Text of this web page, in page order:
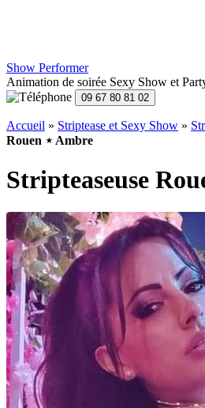
Show Performer
Animation de soirée Sexy Show et
Accueil » Striptease et Sexy Show »
Rouen ⋆ Ambre
Stripteaseuse